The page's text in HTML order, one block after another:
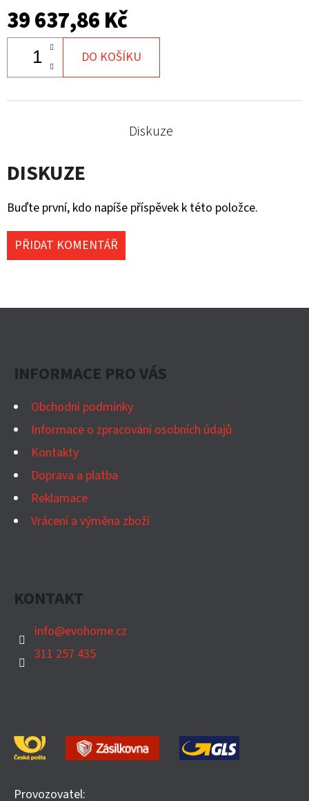
39 637,86 Kč
DO KOŠÍKU
Diskuze
DISKUZE
Buďte první, kdo napíše příspěvek k této položce.
PŘIDAT KOMENTÁŘ
INFORMACE PRO VÁS
Obchodní podmínky
Informace o zpracování osobních údajů
Kontakty
Doprava a platba
Reklamace
Vrácení a výměna zboží
KONTAKT
info@evohome.cz
311 257 435
Provozovatel: